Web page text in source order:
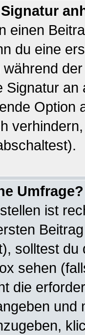
einen
du eine
Signatur
Option
Umfrage?
ist
solltest
sehen
die
und